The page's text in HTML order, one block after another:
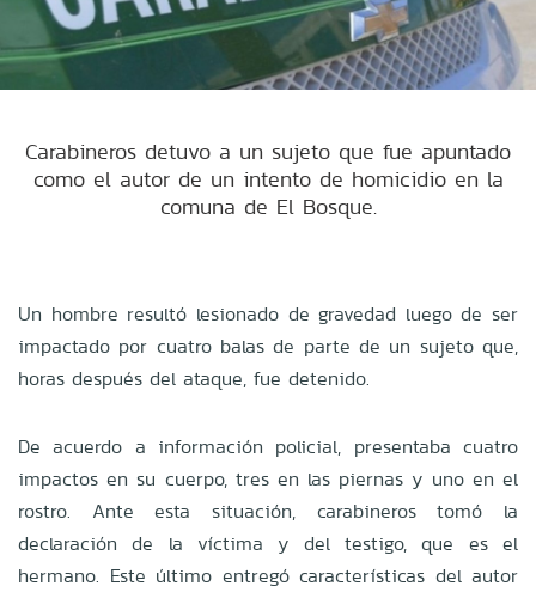
Carabineros detuvo a un sujeto que fue apuntado
como el autor de un intento de homicidio en la
comuna de El Bosque.
Un hombre resultó lesionado de gravedad luego de ser
impactado por cuatro balas de parte de un sujeto que,
horas después del ataque, fue detenido.
De acuerdo a información policial, presentaba cuatro
impactos en su cuerpo, tres en las piernas y uno en el
rostro. Ante esta situación, carabineros tomó la
declaración de la víctima y del testigo, que es el
hermano. Este último entregó características del autor